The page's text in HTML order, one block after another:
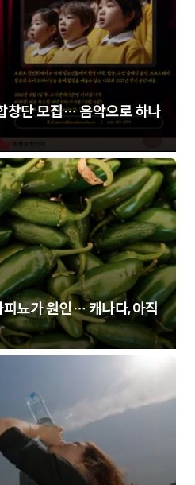
창단 모집… 음악으로 하나
피뇨가 원인… 캐나다, 아직